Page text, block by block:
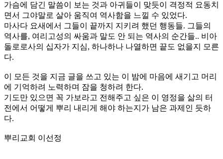
가슴에 담긴 말씀이 보는 것과 아귀들이 맞듯이 격정적 요동치
면서 그야말로 살아 움직여 역사함을 느낄 수 있었다.
마사다 요새에서 그들이 끝까지 지키려 했던 행동들. 그들의
역사를, 여리고성의 싸움과 말도 안 되는 역사의 순간들.. 비아
돌로로사의 십자가 지심, 하나하나 나열하면 끝도 없을지 모른
다.
이 모든 것을 지금 글을 쓰고 있는 이 밤에 마음에 새기고 머리
에 기억하려 노력하며 잠을 청하려 한다.
기도만 있으면 꼭 가보라고 전해주고 싶은 이 영정을 삶의 터
전에서 어떻게 뿌리 내리게 해야 하는지가 남은 과제인 듯하
다.
뿌리교회 이선정